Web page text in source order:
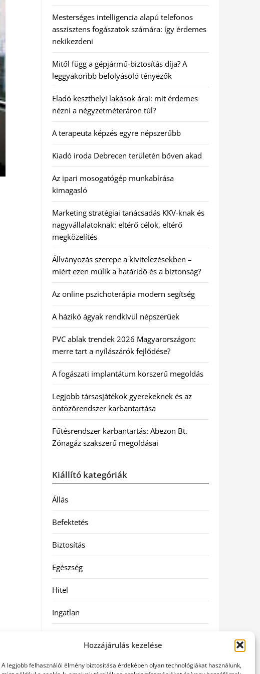
Hozzájárulás kezelése
A legjobb felhasználói élmény biztosítása érdekében olyan technológiákat használunk,
Mesterséges intelligencia alapú telefonos
asszisztens fogászatok számára: így érdemes
nekikezdeni
Mitől függ a gépjármű-biztosítás díja? A
leggyakoribb befolyásoló tényezők
Eladó keszthelyi lakások árai: mit érdemes
nézni a négyzetméteráron túl?
A terapeuta képzés egyre népszerűbb
Kiadó iroda Debrecen területén bőven akad
Az ipari mosogatógép munkabírása
kimagasló
Marketing stratégiai tanácsadás KKV-knak és
nagyvállalatoknak: eltérő célok, eltérő
megközelítés
Állványozás szerepe a kivitelezésekben –
miért ezen múlik a határidő és a biztonság?
Az online pszichoterápia modern segítség
A házikó ágyak rendkívül népszerűek
PVC ablak trendek 2026 Magyarországon:
merre tart a nyílászárók fejlődése?
A fogászati implantátum korszerű megoldás
Legjobb társasjátékok gyerekeknek és az
öntözőrendszer karbantartása
Fűtésrendszer karbantartás: Abezon Bt.
Zónagáz szakszerű megoldásai
Kiállító kategóriák
Állás
Befektetés
Biztosítás
Egészség
Hitel
Ingatlan